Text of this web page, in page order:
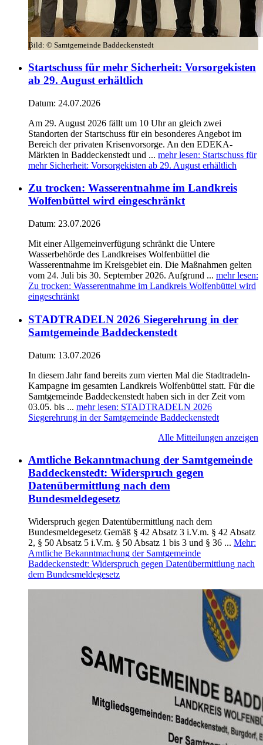
Bild: © Samtgemeinde Baddeckenstedt
Startschuss für mehr Sicherheit: Vorsorgekisten
ab 29. August erhältlich
Datum: 24.07.2026
Am 29. August 2026 fällt um 10 Uhr an gleich zwei
Standorten der Startschuss für ein besonderes Angebot im
Bereich der privaten Krisenvorsorge. An den EDEKA-
Märkten in Baddeckenstedt und ... mehr lesen: Startschuss für
mehr Sicherheit: Vorsorgekisten ab 29. August erhältlich
Zu trocken: Wasserentnahme im Landkreis
Wolfenbüttel wird eingeschränkt
Datum: 23.07.2026
Mit einer Allgemeinverfügung schränkt die Untere
Wasserbehörde des Landkreises Wolfenbüttel die
Wasserentnahme im Kreisgebiet ein. Die Maßnahmen gelten
vom 24. Juli bis 30. September 2026. Aufgrund ... mehr lesen:
Zu trocken: Wasserentnahme im Landkreis Wolfenbüttel wird
eingeschränkt
STADTRADELN 2026 Siegerehrung in der
Samtgemeinde Baddeckenstedt
Datum: 13.07.2026
In diesem Jahr fand bereits zum vierten Mal die Stadtradeln-
Kampagne im gesamten Landkreis Wolfenbüttel statt. Für die
Samtgemeinde Baddeckenstedt haben sich in der Zeit vom
03.05. bis ... mehr lesen: STADTRADELN 2026
Siegerehrung in der Samtgemeinde Baddeckenstedt
Alle Mitteilungen anzeigen
Amtliche Bekanntmachung der Samtgemeinde
Baddeckenstedt: Widerspruch gegen
Datenübermittlung nach dem
Bundesmeldegesetz
Widerspruch gegen Datentübermittlung nach dem
Bundesmeldegesetz Gemäß § 42 Absatz 3 i.V.m. § 42 Absatz
2, § 50 Absatz 5 i.V.m. § 50 Absatz 1 bis 3 und § 36 ... Mehr:
Amtliche Bekanntmachung der Samtgemeinde
Baddeckenstedt: Widerspruch gegen Datenübermittlung nach
dem Bundesmeldegesetz